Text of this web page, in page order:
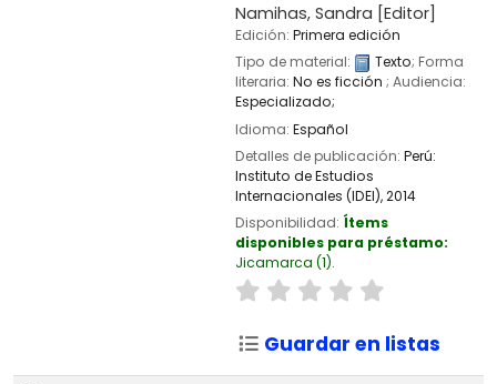
Namihas, Sandra [Editor]
Edición: Primera edición
Tipo de material:
Texto; Forma
literaria: No es ficción ; Audiencia:
Especializado;
Idioma: Español
Detalles de publicación: Perú:
Instituto de Estudios
Internacionales (IDEI),2014
Disponibilidad: Ítems
disponibles para préstamo:
Jicamarca (1).
Guardar en listas